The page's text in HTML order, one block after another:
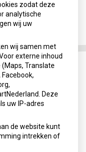
zodat deze
analytische
wij uw
wij samen met
externe inhoud
Translate
Deze
uw IP-adres
de website kunt
intrekken of